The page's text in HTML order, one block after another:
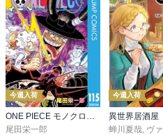
今週入荷
ONE PIECE モノクロ版 115
尾田栄一郎
今週入荷
蝉川夏哉, ヴァー